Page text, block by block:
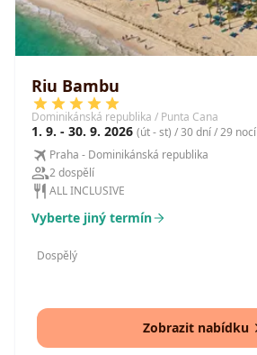
Riu Bambu
Dominikánská republika / Punta Cana
1. 9. - 30. 9. 2026 (út - st) / 30 dní / 29 nocí
Praha - Dominikánská republika
2 dospělí
ALL INCLUSIVE
Vyberte jiný termín
Dospělý
Zobrazit nabídku